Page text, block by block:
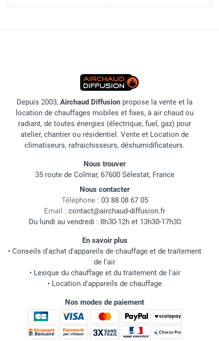
Depuis 2003, Airchaud Diffusion propose la vente et la
location de chauffages mobiles et fixes, à air chaud ou
radiant, de toutes énergies (électrique, fuel, gaz) pour
atelier, chantier ou résidentiel. Vente et Location de
climatiseurs, rafraichisseurs, déshumidificateurs.
Nous trouver
35 route de Colmar, 67600 Sélestat, France
Nous contacter
Téléphone : 03 88 08 67 05
Email : contact@airchaud-diffusion.fr
Du lundi au vendredi : 8h30-12h et 13h30-17h30
En savoir plus
• Conseils d'achat d'appareils de chauffage et de traitement
de l'air
• Lexique du chauffage et du traitement de l'air
• Location d'appareils de chauffage
Nos modes de paiement